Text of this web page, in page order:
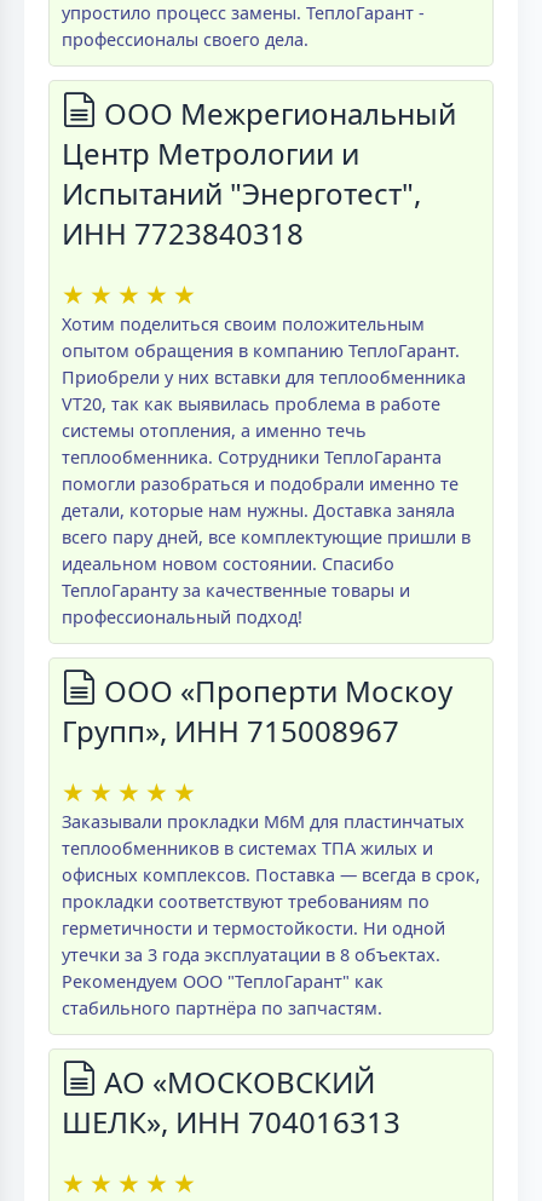
упростило процесс замены. ТеплоГарант -
профессионалы своего дела.
ООО Межрегиональный
Центр Метрологии и
Испытаний "Энерготест",
ИНН 7723840318
★ ★ ★ ★ ★
Хотим поделиться своим положительным
опытом обращения в компанию ТеплоГарант.
Приобрели у них вставки для теплообменника
VT20, так как выявилась проблема в работе
системы отопления, а именно течь
теплообменника. Сотрудники ТеплоГаранта
помогли разобраться и подобрали именно те
детали, которые нам нужны. Доставка заняла
всего пару дней, все комплектующие пришли в
идеальном новом состоянии. Спасибо
ТеплоГаранту за качественные товары и
профессиональный подход!
ООО «Проперти Москоу
Групп», ИНН 715008967
★ ★ ★ ★ ★
Заказывали прокладки M6M для пластинчатых
теплообменников в системах ТПА жилых и
офисных комплексов. Поставка — всегда в срок,
прокладки соответствуют требованиям по
герметичности и термостойкости. Ни одной
утечки за 3 года эксплуатации в 8 объектах.
Рекомендуем ООО "ТеплоГарант" как
стабильного партнёра по запчастям.
АО «МОСКОВСКИЙ
ШЕЛК», ИНН 704016313
★ ★ ★ ★ ★